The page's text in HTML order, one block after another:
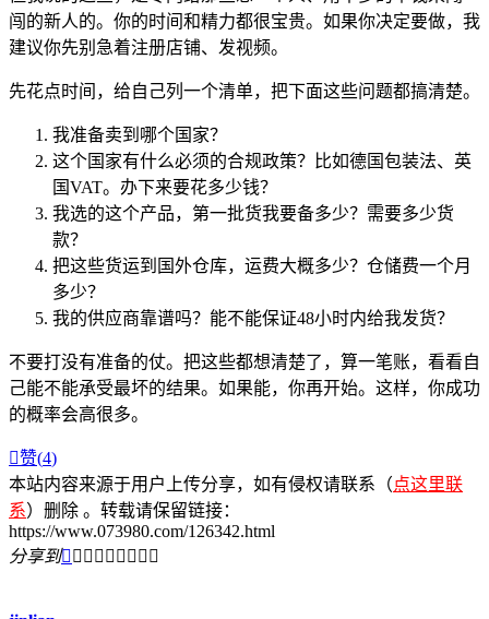
闯的新人的。你的时间和精力都很宝贵。如果你决定要做，我
建议你先别急着注册店铺、发视频。
先花点时间，给自己列一个清单，把下面这些问题都搞清楚。
我准备卖到哪个国家？
这个国家有什么必须的合规政策？比如德国包装法、英
国VAT。办下来要花多少钱？
我选的这个产品，第一批货我要备多少？需要多少货
款？
把这些货运到国外仓库，运费大概多少？仓储费一个月
多少？
我的供应商靠谱吗？能不能保证48小时内给我发货？
不要打没有准备的仗。把这些都想清楚了，算一笔账，看看自
己能不能承受最坏的结果。如果能，你再开始。这样，你成功
的概率会高很多。
赞(4)
本站内容来源于用户上传分享，如有侵权请联系（点这里联
系）删除 。转载请保留链接：
https://www.073980.com/126342.html
分享到        